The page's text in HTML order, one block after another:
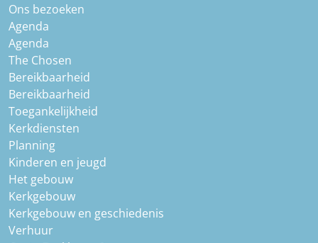
Ons bezoeken
Agenda
Agenda
The Chosen
Bereikbaarheid
Bereikbaarheid
Toegankelijkheid
Kerkdiensten
Planning
Kinderen en jeugd
Het gebouw
Kerkgebouw
Kerkgebouw en geschiedenis
Verhuur